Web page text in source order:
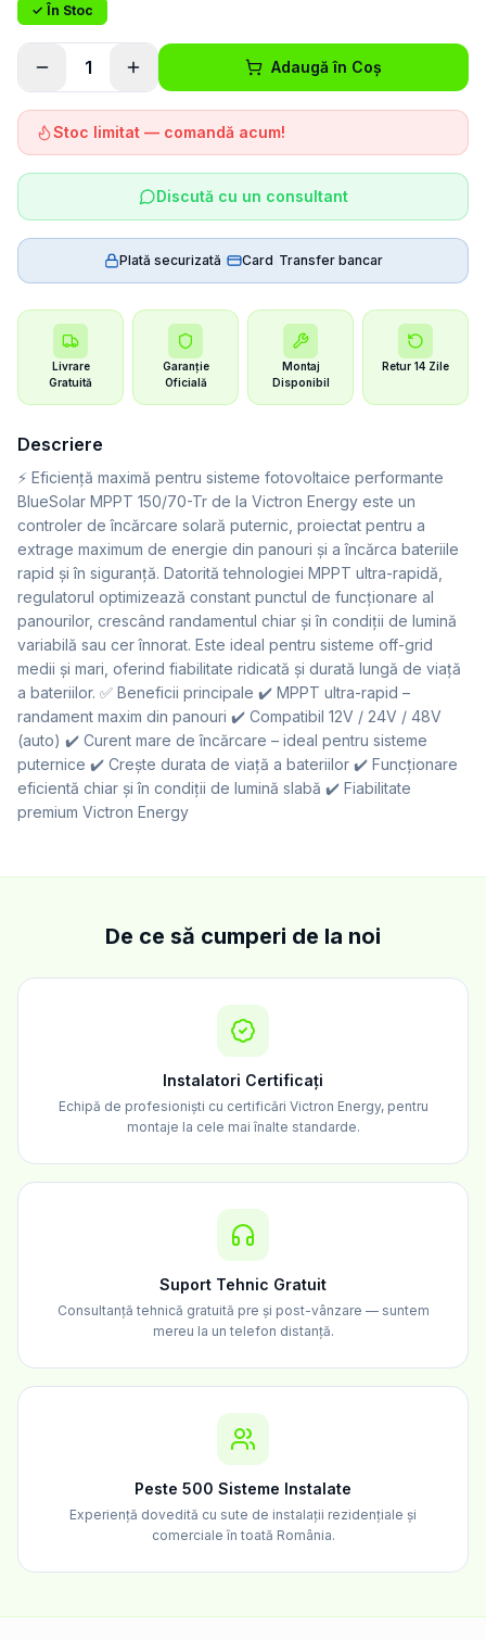
✓ În Stoc
1 Adaugă în Coș
Stoc limitat — comandă acum!
Discută cu un consultant
Plată securizată Card Transfer bancar
Livrare
Gratuită
Garanție
Oficială
Montaj
Disponibil
Retur 14 Zile
Descriere
⚡ Eficiență maximă pentru sisteme fotovoltaice performante
BlueSolar MPPT 150/70-Tr de la Victron Energy este un
controler de încărcare solară puternic, proiectat pentru a
extrage maximum de energie din panouri și a încărca bateriile
rapid și în siguranță. Datorită tehnologiei MPPT ultra-rapidă,
regulatorul optimizează constant punctul de funcționare al
panourilor, crescând randamentul chiar și în condiții de lumină
variabilă sau cer înnorat. Este ideal pentru sisteme off-grid
medii și mari, oferind fiabilitate ridicată și durată lungă de viață
a bateriilor. ✅ Beneficii principale ✔️ MPPT ultra-rapid –
randament maxim din panouri ✔️ Compatibil 12V / 24V / 48V
(auto) ✔️ Curent mare de încărcare – ideal pentru sisteme
puternice ✔️ Crește durata de viață a bateriilor ✔️ Funcționare
eficientă chiar și în condiții de lumină slabă ✔️ Fiabilitate
premium Victron Energy
De ce să cumperi de la noi
Instalatori Certificați
Echipă de profesioniști cu certificări Victron Energy, pentru
montaje la cele mai înalte standarde.
Suport Tehnic Gratuit
Consultanță tehnică gratuită pre și post-vânzare — suntem
mereu la un telefon distanță.
Peste 500 Sisteme Instalate
Experiență dovedită cu sute de instalații rezidențiale și
comerciale în toată România.